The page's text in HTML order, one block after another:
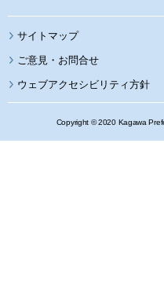
サイトマップ
ウェブアクセシビリティ方針
Copyright © 2020 Kagawa